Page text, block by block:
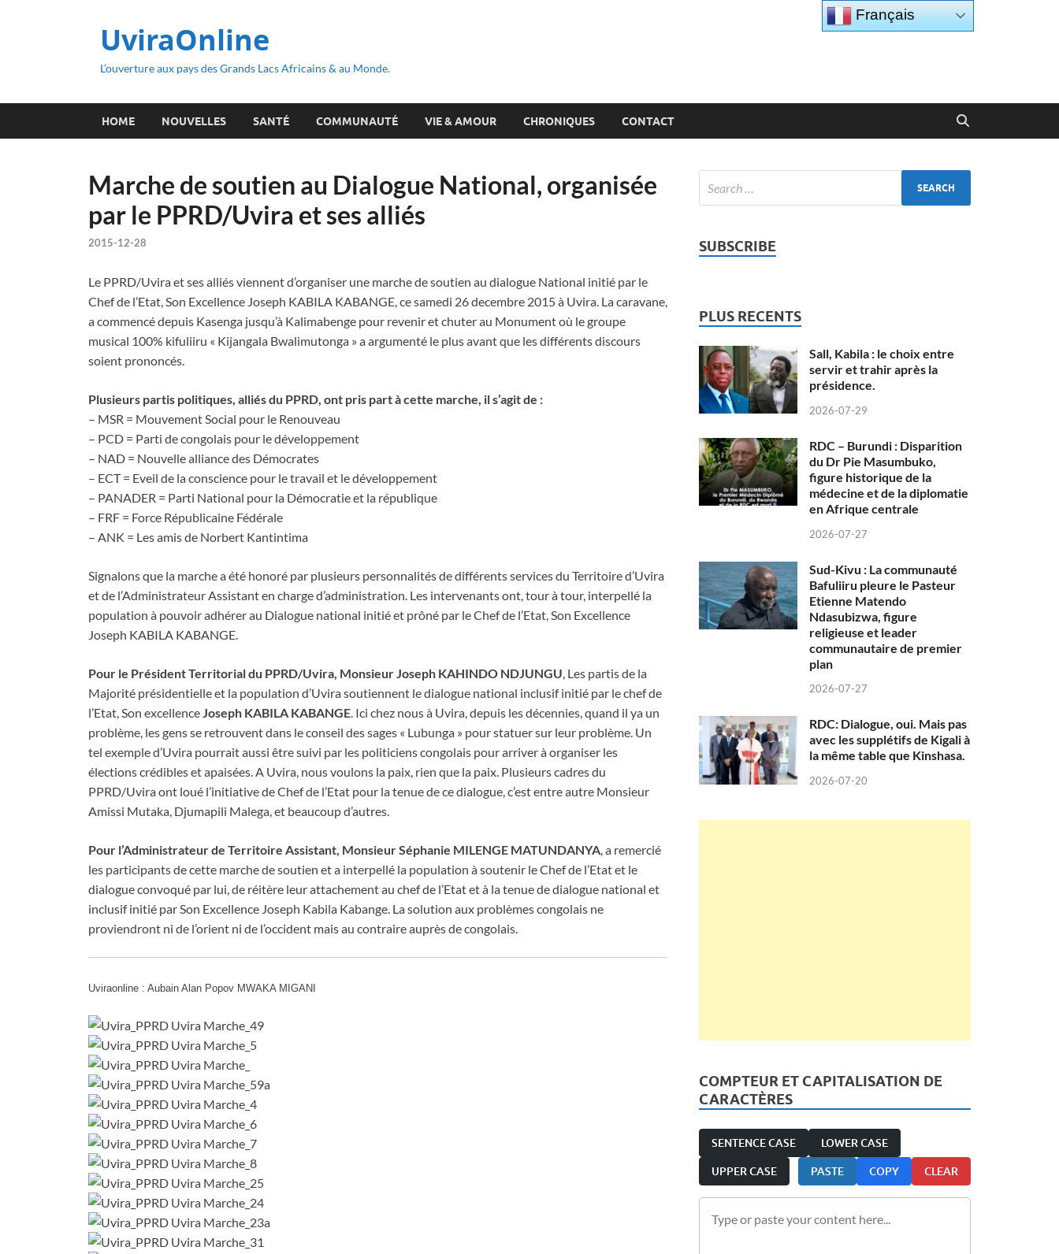
UviraOnline
L’ouverture aux pays des Grands Lacs Africains & au Monde.
HOME NOUVELLES SANTÉ COMMUNAUTÉ VIE & AMOUR CHRONIQUES CONTACT
Marche de soutien au Dialogue National, organisée
par le PPRD/Uvira et ses alliés
2015-12-28
Le PPRD/Uvira et ses alliés viennent d’organiser une marche de soutien au dialogue National initié par le
Chef de l’Etat, Son Excellence Joseph KABILA KABANGE, ce samedi 26 decembre 2015 à Uvira. La caravane,
a commencé depuis Kasenga jusqu’à Kalimabenge pour revenir et chuter au Monument où le groupe
musical 100% kifuliiru « Kijangala Bwalimutonga » a argumenté le plus avant que les différents discours
soient prononcés.
Plusieurs partis politiques, alliés du PPRD, ont pris part à cette marche, il s’agit de :
– MSR = Mouvement Social pour le Renouveau
– PCD = Parti de congolais pour le développement
– NAD = Nouvelle alliance des Démocrates
– ECT = Eveil de la conscience pour le travail et le développement
– PANADER = Parti National pour la Démocratie et la république
– FRF = Force Républicaine Fédérale
– ANK = Les amis de Norbert Kantintima
Signalons que la marche a été honoré par plusieurs personnalités de différents services du Territoire d’Uvira
et de l’Administrateur Assistant en charge d’administration. Les intervenants ont, tour à tour, interpellé la
population à pouvoir adhérer au Dialogue national initié et prôné par le Chef de l’Etat, Son Excellence
Joseph KABILA KABANGE.
Pour le Président Territorial du PPRD/Uvira, Monsieur Joseph KAHINDO NDJUNGU, Les partis de la
Majorité présidentielle et la population d’Uvira soutiennent le dialogue national inclusif initié par le chef de
l’Etat, Son excellenceJoseph KABILA KABANGE. Ici chez nous à Uvira, depuis les décennies, quand il ya un
problème, les gens se retrouvent dans le conseil des sages « Lubunga » pour statuer sur leur problème. Un
tel exemple d’Uvira pourrait aussi être suivi par les politiciens congolais pour arriver à organiser les
élections crédibles et apaisées. A Uvira, nous voulons la paix, rien que la paix. Plusieurs cadres du
PPRD/Uvira ont loué l’initiative de Chef de l’Etat pour la tenue de ce dialogue, c’est entre autre Monsieur
Amissi Mutaka, Djumapili Malega, et beaucoup d’autres.
Pour l’Administrateur de Territoire Assistant, Monsieur Séphanie MILENGE MATUNDANYA, a remercié
les participants de cette marche de soutien et a interpellé la population à soutenir le Chef de l’Etat et le
dialogue convoqué par lui, de réitère leur attachement au chef de l’Etat et à la tenue de dialogue national et
inclusif initié par Son Excellence Joseph Kabila Kabange. La solution aux problèmes congolais ne
proviendront ni de l’orient ni de l’occident mais au contraire auprès de congolais.
Uviraonline : Aubain Alan Popov MWAKA MIGANI
SUBSCRIBE
PLUS RECENTS
Sall, Kabila : le choix entre
servir et trahir après la
présidence.
2026-07-29
RDC – Burundi : Disparition
du Dr Pie Masumbuko,
figure historique de la
médecine et de la diplomatie
en Afrique centrale
2026-07-27
Sud-Kivu : La communauté
Bafuliiru pleure le Pasteur
Etienne Matendo
Ndasubizwa, figure
religieuse et leader
communautaire de premier
plan
2026-07-27
RDC: Dialogue, oui. Mais pas
avec les supplétifs de Kigali à
la même table que Kinshasa.
2026-07-20
COMPTEUR ET CAPITALISATION DE
CARACTÈRES
SENTENCE CASE LOWER CASE
UPPER CASE PASTE COPY CLEAR
Français